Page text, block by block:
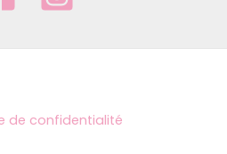
de confidentialité